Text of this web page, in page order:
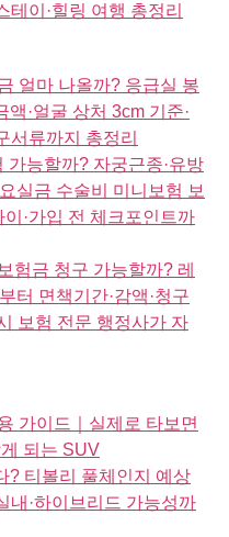
테이·힐링 여행 총정리
얼마 나올까? 응급실 봉
·얼굴 상처 3cm 기준·
서류까지 총정리
가능할까? 자궁근종·유방
실금 수술비 미니보험 보
·가입 전 체크포인트까
험금 청구 가능할까? 레
터 면책기간·감액·청구
보험 전문 행정사가 자
가이드｜실제로 타보면
되는 SUV
? 티볼리 풀체인지 예상
내·하이브리드 가능성까